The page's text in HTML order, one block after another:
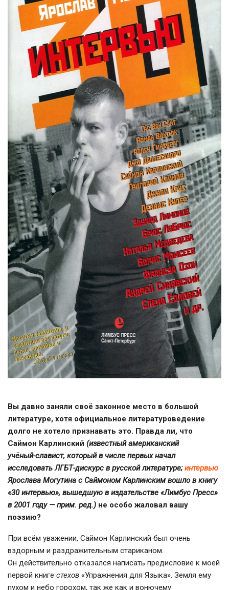
Вы давно заняли своё законное место в большой
литературе, хотя официальное литературоведение
долго не хотело признавать это. Правда ли, что
Саймон Карлинский (известный американский
учёный-славист, который в числе первых начал
исследоватьЛГБТ-дискурс в русской литературе;интервью
Ярослава Могутина с Саймоном Карлинским вошло в книгу
«30 интервью», вышедшую в издательстве «Лимбус Пресс»
в 2001 году — прим. ред.) не особо жаловал вашу
поэзию?
При всём уважении, Саймон Карлинский был очень
вздорным и раздражительным стариканом.
Он действительно отказался написать предисловие к моей
первой книге стехов «Упражнения для Языка». Земля ему
пухом и небо горохом, так же как и вонючему